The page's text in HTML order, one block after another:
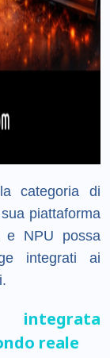
categoria di
piattaforma
e NPU possa
integrati ai
reale